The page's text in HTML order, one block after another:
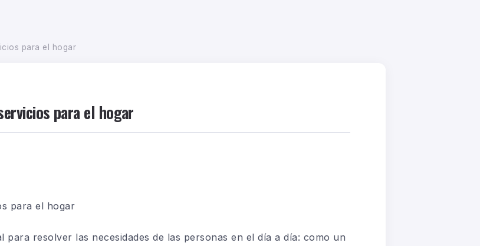
para el hogar
para el hogar
para el hogar
resolver las necesidades de las personas en el día a día: como un